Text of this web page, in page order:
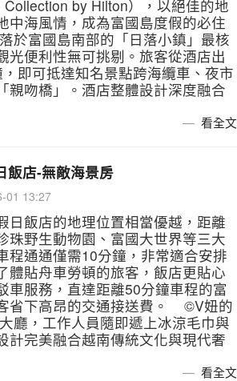
by Hilton），以絕佳的地
中海風情，成為富國島度假的必住
於富國島南部的「日落小鎮」最核
光便利性無可挑剔。旅客從酒店出
即可抵達知名景點跨海纜車、夜市
親吻橋」。酒店整體設計深度融合
看全文
飯店-無敵海景房
01 13:27
日飯店的地理位置相當優越，距離
珠野生動物園、富國大世界等三大
程通通僅需10分鐘，非常適合安排
體貼舟車勞頓的旅客，飯店更貼心
車服務，直達距離50分鐘車程的富
省下高昂的交通接送費。 ©V妞的
廳，工作人員隨即遞上冰涼毛巾與
計完美融合越南傳統文化與現代奢
看全文